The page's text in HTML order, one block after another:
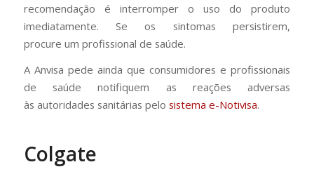
recomendação é interromper o uso do produto
imediatamente. Se os sintomas persistirem,
procure um profissional de saúde.
A Anvisa pede ainda que consumidores e profissionais
de saúde notifiquem as reações adversas
às autoridades sanitárias pelo sistema e-Notivisa.
Colgate